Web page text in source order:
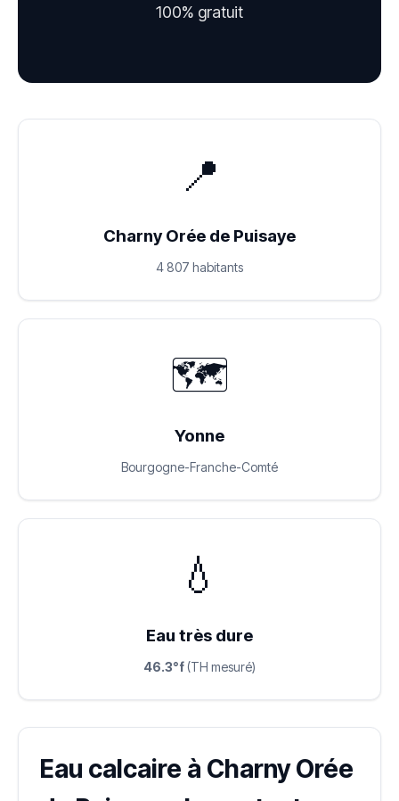
100% gratuit
📍
Charny Orée de Puisaye
4 807 habitants
🗺️
Yonne
Bourgogne-Franche-Comté
💧
Eau très dure
46.3°f (TH mesuré)
Eau calcaire à Charny Orée